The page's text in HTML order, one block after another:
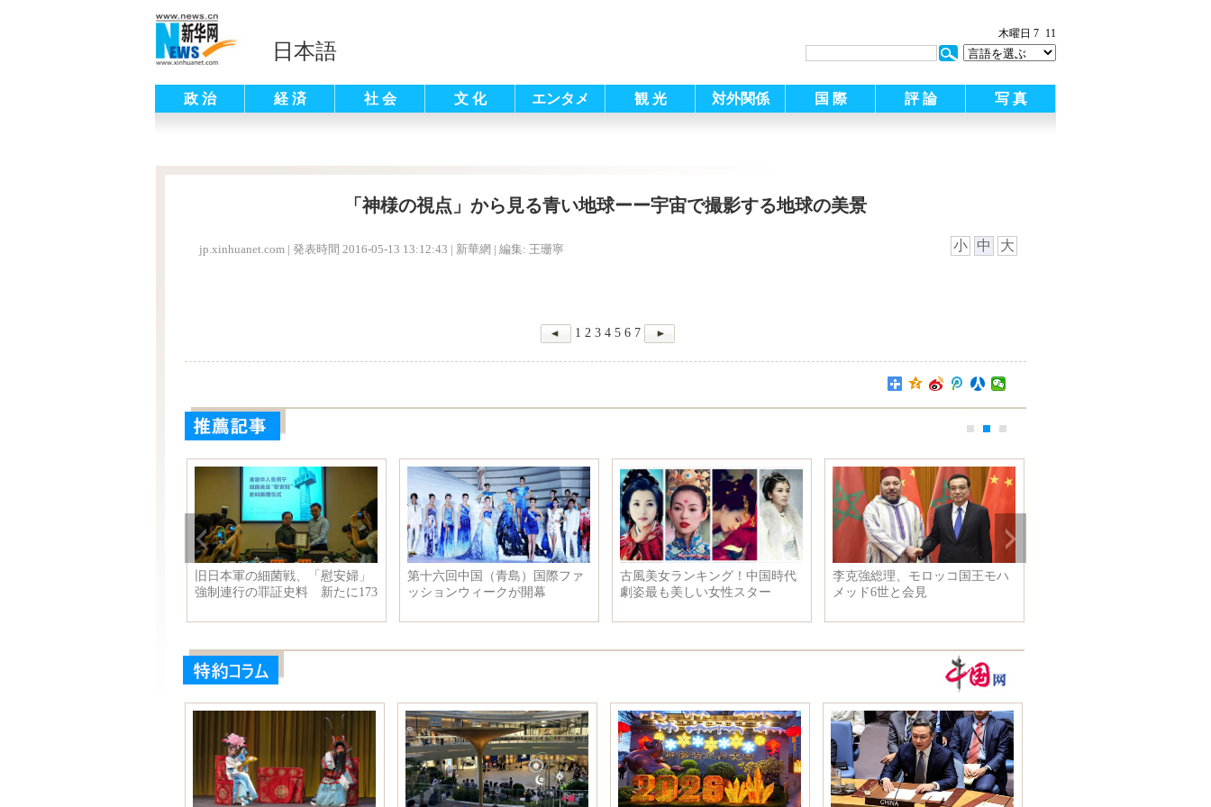
日本語
木曜日 7 11
政 治 経 済 社 会 文 化 エンタメ 観 光 対外関係 国 際 評 論 写 真
「神様の視点」から見る青い地球ーー宇宙で撮影する地球の美景
jp.xinhuanet.com | 発表時間 2016-05-13 13:12:43 | 新華網 | 編集: 王珊寧 小 中 大
1 2 3 4 5 6 7
旧日本軍の細菌戦、「慰安婦」
強制連行の罪証史料 新たに173
第十六回中国（青島）国際ファ
ッションウィークが開幕
古風美女ランキング！中国時代
劇姿最も美しい女性スター
李克強総理、モロッコ国王モハ
メッド6世と会見
国産9万トン級半潜水艇、順調に